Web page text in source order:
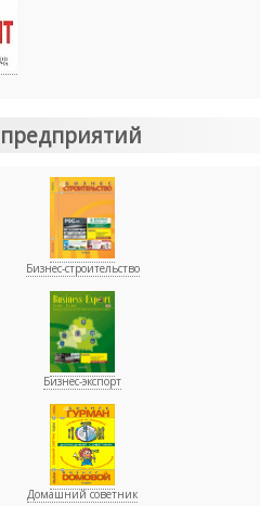
Бизнес-строительство
Бизнес-экспорт
Домашний советник